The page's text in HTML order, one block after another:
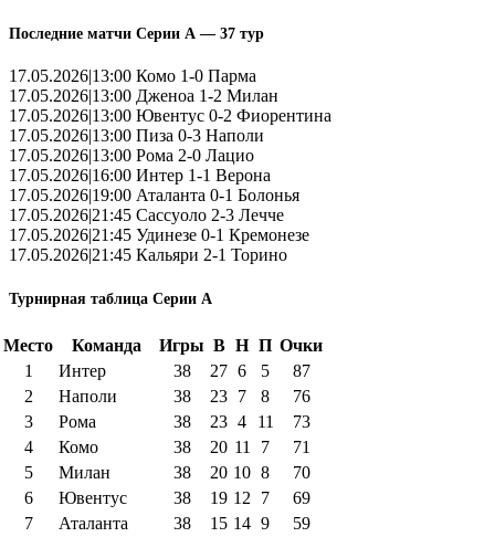
Последние матчи Серии А — 37 тур
17.05.2026|13:00 Комо 1-0 Парма
17.05.2026|13:00 Дженоа 1-2 Милан
17.05.2026|13:00 Ювентус 0-2 Фиорентина
17.05.2026|13:00 Пиза 0-3 Наполи
17.05.2026|13:00 Рома 2-0 Лацио
17.05.2026|16:00 Интер 1-1 Верона
17.05.2026|19:00 Аталанта 0-1 Болонья
17.05.2026|21:45 Сассуоло 2-3 Лечче
17.05.2026|21:45 Удинезе 0-1 Кремонезе
17.05.2026|21:45 Кальяри 2-1 Торино
Турнирная таблица Серии А
Место Команда Игры В Н П Очки
1
Интер 38 27 6 5
87
2
Наполи 38 23 7 8
76
3
Рома 38 23 4 11
73
4
Комо 38 20 11 7
71
5
Милан 38 20 10 8
70
6
Ювентус 38 19 12 7
69
7
Аталанта 38 15 14 9
59